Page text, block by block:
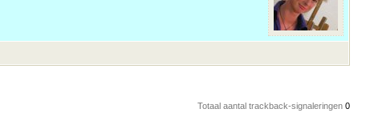
Totaal aantal trackback-signaleringen 0